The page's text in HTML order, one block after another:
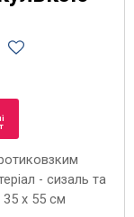
- сизаль та
x 55 см